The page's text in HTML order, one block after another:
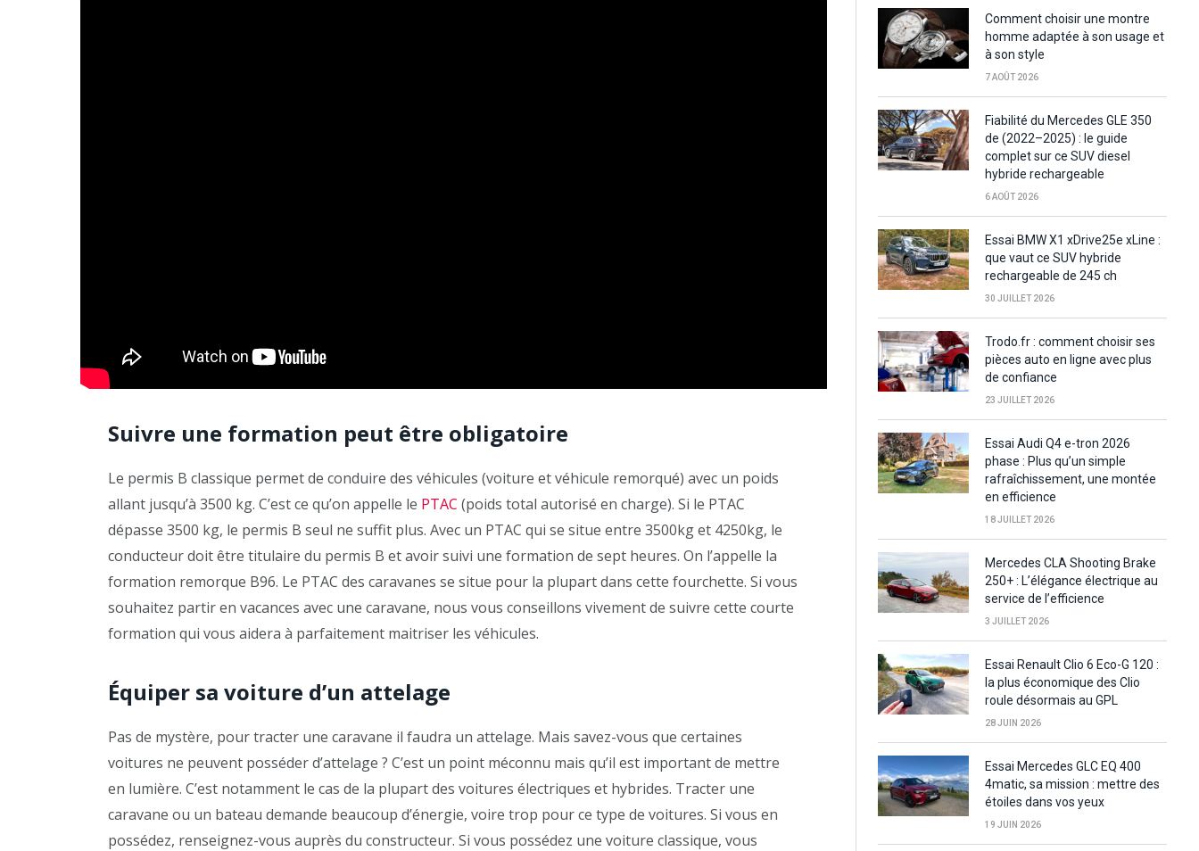
Suivre une formation peut être obligatoire
Le permis B classique permet de conduire des véhicules (voiture et véhicule remorqué) avec un poids
allant jusqu’à 3500 kg. C’est ce qu’on appelle le PTAC (poids total autorisé en charge). Si le PTAC
dépasse 3500 kg, le permis B seul ne suffit plus. Avec un PTAC qui se situe entre 3500kg et 4250kg, le
conducteur doit être titulaire du permis B et avoir suivi une formation de sept heures. On l’appelle la
formation remorque B96. Le PTAC des caravanes se situe pour la plupart dans cette fourchette. Si vous
souhaitez partir en vacances avec une caravane, nous vous conseillons vivement de suivre cette courte
formation qui vous aidera à parfaitement maitriser les véhicules.
Équiper sa voiture d’un attelage
Pas de mystère, pour tracter une caravane il faudra un attelage. Mais savez-vous que certaines
voitures ne peuvent posséder d’attelage ? C’est un point méconnu mais qu’il est important de mettre
en lumière. C’est notamment le cas de la plupart des voitures électriques et hybrides. Tracter une
caravane ou un bateau demande beaucoup d’énergie, voire trop pour ce type de voitures. Si vous en
possédez, renseignez-vous auprès du constructeur. Si vous possédez une voiture classique, vous
Comment choisir une montre
homme adaptée à son usage et
à son style
7 AOÛT 2026
Fiabilité du Mercedes GLE 350
de (2022–2025) : le guide
complet sur ce SUV diesel
hybride rechargeable
6 AOÛT 2026
Essai BMW X1 xDrive25e xLine :
que vaut ce SUV hybride
rechargeable de 245 ch
30 JUILLET 2026
Trodo.fr : comment choisir ses
pièces auto en ligne avec plus
de confiance
23 JUILLET 2026
Essai Audi Q4 e-tron 2026
phase : Plus qu’un simple
rafraîchissement, une montée
en efficience
18 JUILLET 2026
Mercedes CLA Shooting Brake
250+ : L’élégance électrique au
service de l’efficience
3 JUILLET 2026
Essai Renault Clio 6 Eco-G 120 :
la plus économique des Clio
roule désormais au GPL
28 JUIN 2026
Essai Mercedes GLC EQ 400
4matic, sa mission : mettre des
étoiles dans vos yeux
19 JUIN 2026